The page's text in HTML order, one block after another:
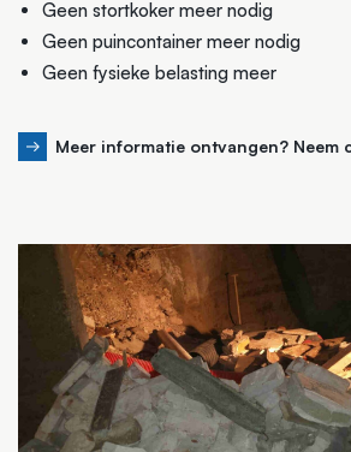
Geen stortkoker meer nodig
Geen puincontainer meer nodig
Geen fysieke belasting meer
Meer informatie ontvangen? Neem